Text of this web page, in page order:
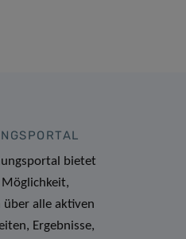
bietet
Möglichkeit,
über alle aktiven
Ergebnisse,